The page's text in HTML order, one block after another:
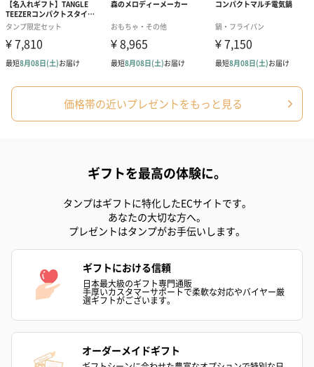
価格帯の近いプレゼントをもっと見る
ギフトを最高の体験に。
タンプはギフトに特化したECサイトです。
あなたの大切な方へ。
プレゼントはタンプがお手伝いします。
ギフトにおける信頼
日本最大級のギフト専門通販
手厚いカスタマーサポートで柔軟な対応やバイヤー厳
選ギフトがございます。
オーダーメイドギフト